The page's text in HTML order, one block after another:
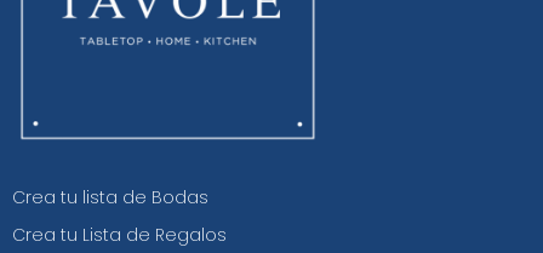
Crea tu lista de Bodas
Crea tu Lista de Regalos